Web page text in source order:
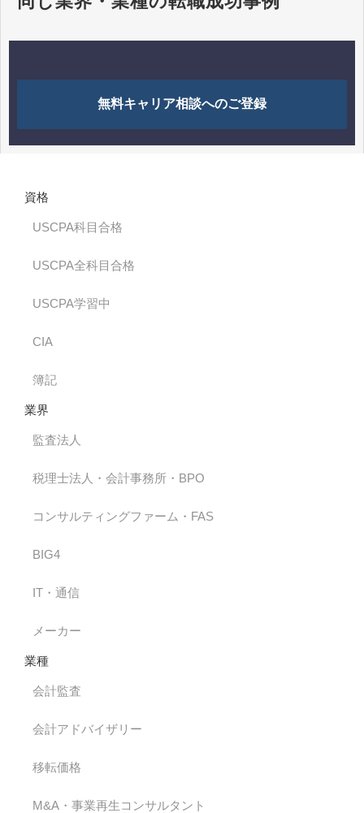
無料キャリア相談へのご登録
資格
USCPA科目合格
USCPA全科目合格
USCPA学習中
CIA
簿記
業界
監査法人
税理士法人・会計事務所・BPO
コンサルティングファーム・FAS
BIG4
IT・通信
メーカー
業種
会計監査
会計アドバイザリー
移転価格
M&A・事業再生コンサルタント